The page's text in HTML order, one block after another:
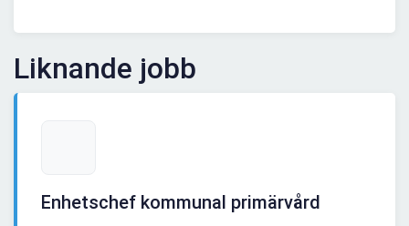
Liknande jobb
Enhetschef kommunal primärvård